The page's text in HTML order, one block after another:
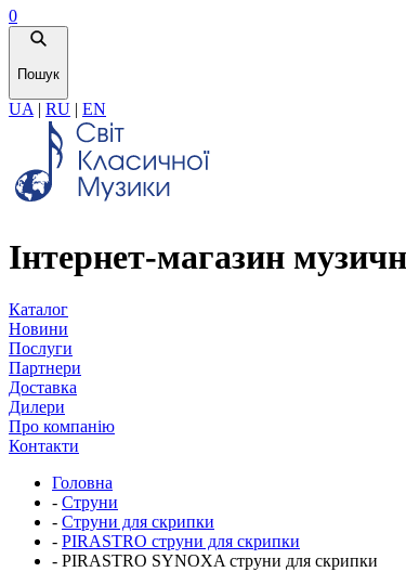
0
Пошук
UA | RU | EN
Інтернет-магазин
Каталог
Новини
Послуги
Партнери
Доставка
Дилери
Про компанію
Контакти
Головна
- Струни
- Струни для скрипки
- PIRASTRO струни для скрипки
- PIRASTRO SYNOXA струни для скрипки